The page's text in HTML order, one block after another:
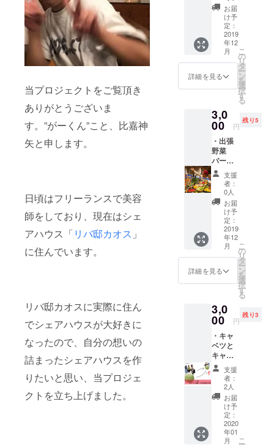
当プロジェクトをご覧頂き
ありがとうございま
す。”がーくん”こと、比嘉神
矢と申します。
日頃はフリーランスで美容
師をしており、現在はシェ
アハウス「リバ邸カオス 」
に住んでいます。
リバ邸カオスに実際に住ん
でシェアハウスが大好きに
なったので、自分の想いの
詰まったシェアハウスを作
りたいと思い、当プロジェ
クトを立ち上げました。
ツを持
ちなが
ら散歩
できま
す。散
歩が終
わった
らみん
べま
しょ
う。
（散歩
の所要
時間は
30分で
す。現
地まで
の交通
費は自
己負担
でお願
いしま
す。）
れない
肩たた
き券
【肩た
たき
券】 あ
なたの
おばあ
ちゃん
に比嘉
トント
ンしま
す。ト
ントン
すると
きは流
石にふ
ざけま
せん。
多分。
おばあ
ちゃん
へのス
テキな
ギフト
にいか
がです
は別途
交通費
をいた
だきま
す。肩
たたき
の所要
時間は
２０分
です。
有効期
限は
2020年
1月末ま
お届
け予
定：
2019
年12
月
詳細を見る
こ
の
リ
タ
ー
ン
を
選
択
す
る
3,0
00 円
残り5
・出張
野菜
バーで
とにか
く苦い
野菜を
食べる
【脱！
野菜不
足！野
菜のプ
ロが出
張野菜
バーを
開
12/2月
曜日の
19:00に
川崎の
ヤるハ
ウスに
て、リ
バ邸住
人であ
り、野
菜のプ
フェッ
ショナ
支援
者：
0人
お届
け予
定：
2019
年12
月
詳細を見る
こ
の
リ
タ
ー
ン
を
選
択
す
る
3,0
00 円
残り3
・キャ
ベツと
キャベ
ツの間
をキャ
ベツを
持って5
往復！
【お散
歩コ
ミュニ
支援
者：
2人
お届
け予
定：
2020
年01
月
こ